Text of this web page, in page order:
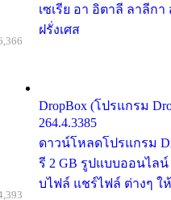
เซเรีย อา อิตาลี ลาลีกา
ฝรั่งเศส
DropBox (โปรแกรม
264.4.3385
ดาวน์โหลดโปรแกรม
รี 2 GB รูปแบบออนไลน์
บไฟล์ แชร์ไฟล์ ต่างๆ ใ